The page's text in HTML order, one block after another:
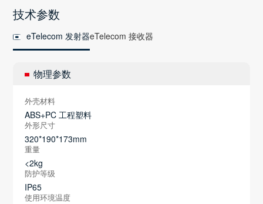
技术参数
eTelecom 发射器eTelecom 接收器
物理参数
外壳材料
ABS+PC 工程塑料
外形尺寸
320*190*173mm
重量
<2kg
防护等级
IP65
使用环境温度